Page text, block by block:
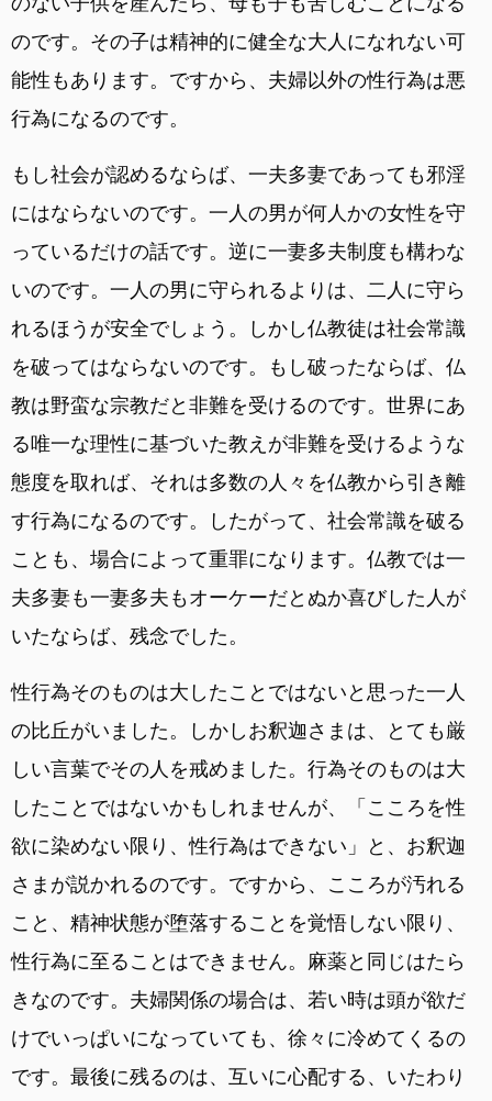
のです。その子は精神的に健全な大人になれない可
能性もあります。ですから、夫婦以外の性行為は悪
行為になるのです。
もし社会が認めるならば、一夫多妻であっても邪淫
にはならないのです。一人の男が何人かの女性を守
っているだけの話です。逆に一妻多夫制度も構わな
いのです。一人の男に守られるよりは、二人に守ら
れるほうが安全でしょう。しかし仏教徒は社会常識
を破ってはならないのです。もし破ったならば、仏
教は野蛮な宗教だと非難を受けるのです。世界にあ
る唯一な理性に基づいた教えが非難を受けるような
態度を取れば、それは多数の人々を仏教から引き離
す行為になるのです。したがって、社会常識を破る
ことも、場合によって重罪になります。仏教では一
夫多妻も一妻多夫もオーケーだとぬか喜びした人が
いたならば、残念でした。
性行為そのものは大したことではないと思った一人
の比丘がいました。しかしお釈迦さまは、とても厳
しい言葉でその人を戒めました。行為そのものは大
したことではないかもしれませんが、「こころを性
欲に染めない限り、性行為はできない」と、お釈迦
さまが説かれるのです。ですから、こころが汚れる
こと、精神状態が堕落することを覚悟しない限り、
性行為に至ることはできません。麻薬と同じはたら
きなのです。夫婦関係の場合は、若い時は頭が欲だ
けでいっぱいになっていても、徐々に冷めてくるの
です。最後に残るのは、互いに心配する、いたわり